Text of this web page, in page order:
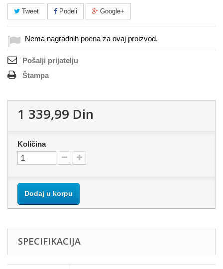
Tweet Podeli Google+
Nema nagradnih poena za ovaj proizvod.
Pošalji prijatelju
Štampa
1 339,99 Din
Količina
Dodaj u korpu
SPECIFIKACIJA